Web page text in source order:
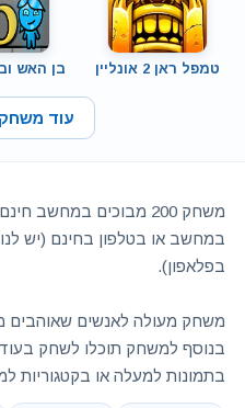
טמפל ראן 2 אונליין בן האש
עוד
במחשב או בטלפון בחינם (יש
בפלאפון).
משחק מעולה לאנשים שאוהבים
בנוסף למשחק תוכלו לשחק בעוד
בתמונות למעלה או בקטגוריות